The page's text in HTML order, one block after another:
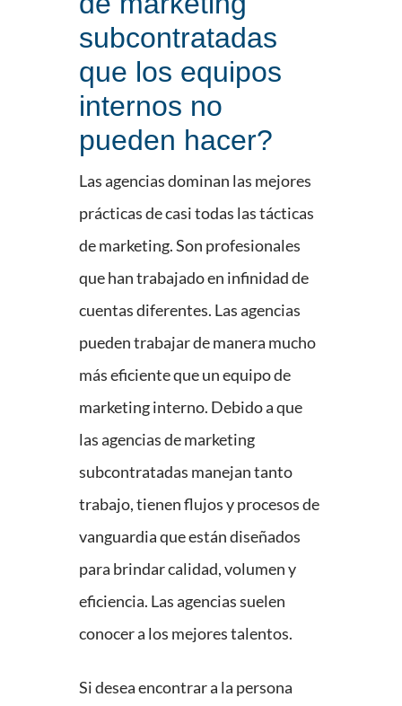
subcontratadas
que los equipos
internos no
pueden hacer?
Las agencias dominan las mejores
prácticas de casi todas las tácticas
de marketing. Son profesionales
que han trabajado en infinidad de
cuentas diferentes. Las agencias
pueden trabajar de manera mucho
más eficiente que un equipo de
marketing interno. Debido a que
las agencias de marketing
subcontratadas manejan tanto
trabajo, tienen flujos y procesos de
vanguardia que están diseñados
para brindar calidad, volumen y
eficiencia. Las agencias suelen
conocer a los mejores talentos.
Si desea encontrar a la persona